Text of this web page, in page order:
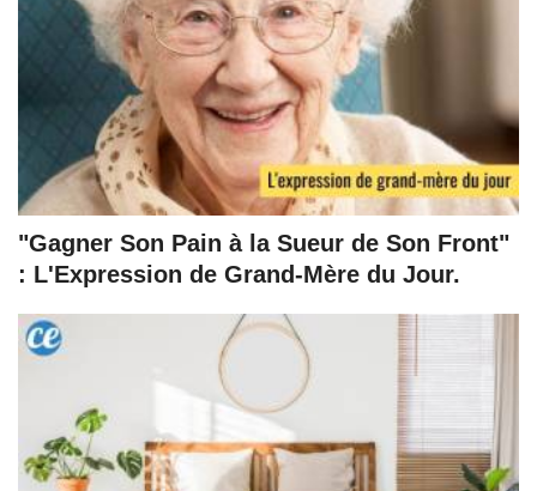
"Gagner Son Pain à la Sueur de Son Front"
: L'Expression de Grand-Mère du Jour.